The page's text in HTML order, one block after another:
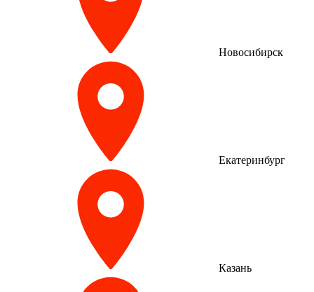
Новосибирск
Екатеринбург
Казань